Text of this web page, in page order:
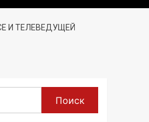
И ТЕЛЕВЕДУЩЕЙ
Поиск